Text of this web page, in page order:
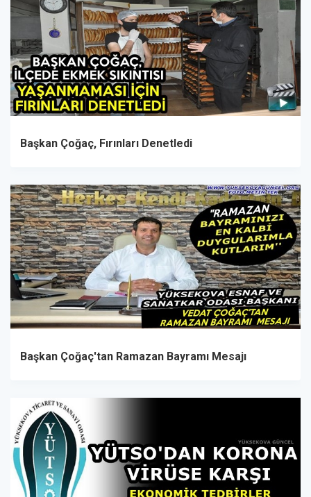
Başkan Çoğaç, Fırınları Denetledi
Başkan Çoğaç'tan Ramazan Bayramı Mesajı